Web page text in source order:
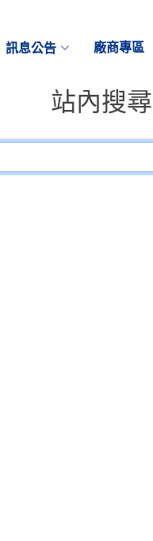
訊息公告 廠商專區
站內搜尋